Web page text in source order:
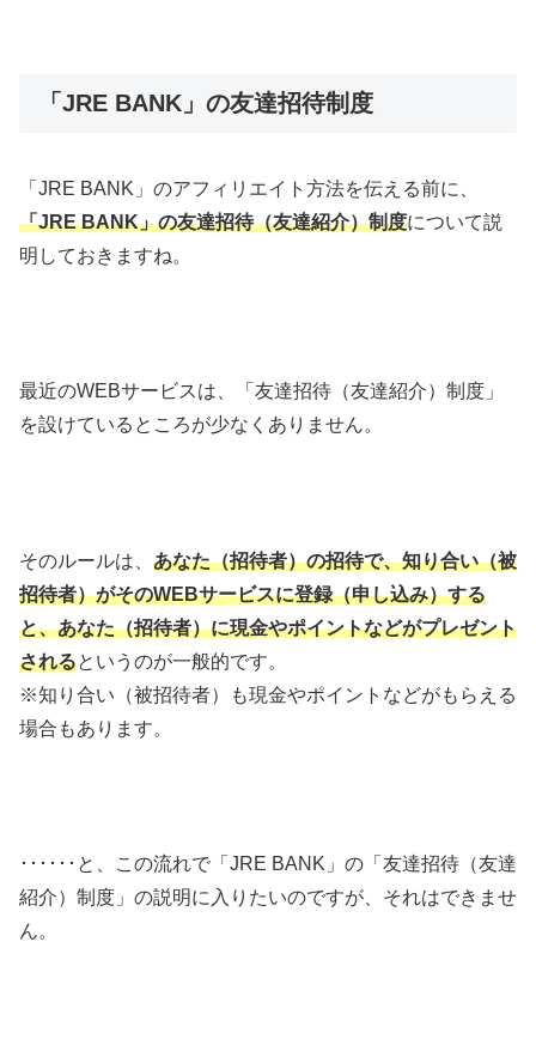
「JRE BANK」の友達招待制度
「JRE BANK」のアフィリエイト方法を伝える前に、
「JRE BANK」の友達招待（友達紹介）制度について説
明しておきますね。
最近のWEBサービスは、「友達招待（友達紹介）制度」
を設けているところが少なくありません。
そのルールは、 あなた（招待者）の招待で、知り合い（被
招待者）がそのWEBサービスに登録（申し込み）する
と、あなた（招待者）に現金やポイントなどがプレゼント
されるというのが一般的です。
※知り合い（被招待者）も現金やポイントなどがもらえる
場合もあります。
･･････と、この流れで「JRE BANK」の「友達招待（友達
紹介）制度」の説明に入りたいのですが、それはできませ
ん。